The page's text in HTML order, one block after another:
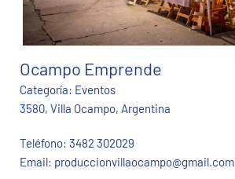
Ocampo Emprende
Categoría: Eventos
3580, Villa Ocampo, Argentina
Teléfono: 3482 302029
Email: produccionvillaocampo@gmail.com